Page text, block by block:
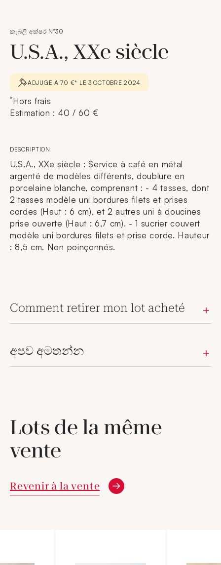
කැබලි අක්ෂර N°30
U.S.A., XXe siècle
ADJUGÉ À 70 €* LE 3 OCTOBRE 2024
*Hors frais
Estimation : 40 / 60 €
DESCRIPTION
U.S.A., XXe siècle : Service à café en métal
argenté de modèles différents, doublure en
porcelaine blanche, comprenant : - 4 tasses, dont
2 tasses modèle uni bordures filets et prises
cordes (Haut : 6 cm), et 2 autres uni à doucines
prise ouverte (Haut : 6,7 cm). - 1 sucrier couvert
modèle uni bordures filets et prise corde. Hauteur
: 8,5 cm. Non poinçonnés.
Comment retirer mon lot acheté
අපව අමතන්න
Lots de la même
vente
Revenir à la vente